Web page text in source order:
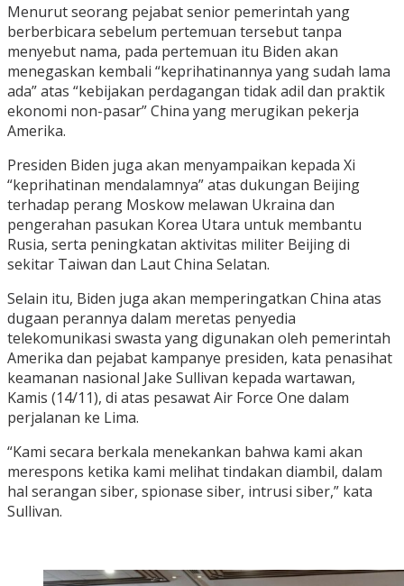
Menurut seorang pejabat senior pemerintah yang
berberbicara sebelum pertemuan tersebut tanpa
menyebut nama, pada pertemuan itu Biden akan
menegaskan kembali “keprihatinannya yang sudah lama
ada” atas “kebijakan perdagangan tidak adil dan praktik
ekonomi non-pasar” China yang merugikan pekerja
Amerika.
Presiden Biden juga akan menyampaikan kepada Xi
“keprihatinan mendalamnya” atas dukungan Beijing
terhadap perang Moskow melawan Ukraina dan
pengerahan pasukan Korea Utara untuk membantu
Rusia, serta peningkatan aktivitas militer Beijing di
sekitar Taiwan dan Laut China Selatan.
Selain itu, Biden juga akan memperingatkan China atas
dugaan perannya dalam meretas penyedia
telekomunikasi swasta yang digunakan oleh pemerintah
Amerika dan pejabat kampanye presiden, kata penasihat
keamanan nasional Jake Sullivan kepada wartawan,
Kamis (14/11), di atas pesawat Air Force One dalam
perjalanan ke Lima.
“Kami secara berkala menekankan bahwa kami akan
merespons ketika kami melihat tindakan diambil, dalam
hal serangan siber, spionase siber, intrusi siber,” kata
Sullivan.